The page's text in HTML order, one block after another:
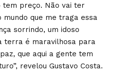
tem preço. Não vai ter
que me traga essa
sorrindo, um idoso
terra é maravilhosa para
que aqui a gente tem
revelou Gustavo Costa.